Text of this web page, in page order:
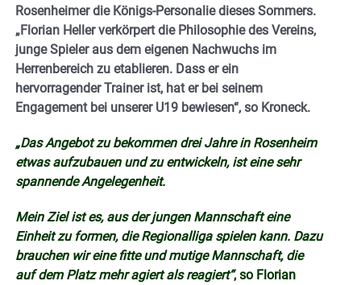
Rosenheimer die Königs-Personalie dieses Sommers.
„Florian Heller verkörpert die Philosophie des Vereins,
junge Spieler aus dem eigenen Nachwuchs im
Herrenbereich zu etablieren. Dass er ein
hervorragender Trainer ist, hat er bei seinem
Engagement bei unserer U19 bewiesen“, so Kroneck.
„Das Angebot zu bekommen drei Jahre in Rosenheim
etwas aufzubauen und zu entwickeln, ist eine sehr
spannende Angelegenheit.
Mein Ziel ist es, aus der jungen Mannschaft eine
Einheit zu formen, die Regionalliga spielen kann. Dazu
brauchen wir eine fitte und mutige Mannschaft, die
auf dem Platz mehr agiert als reagiert“, so Florian